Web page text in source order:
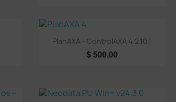
Vista rápida
PlanAXA - ControlAXA 4.2.10.1
$ 500.00